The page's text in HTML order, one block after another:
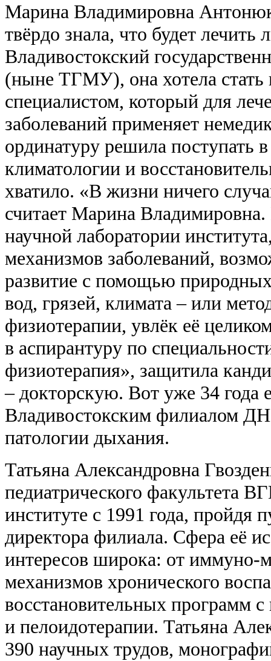
Марина Владимировна
твёрдо знала, что будет
Владивостокский
(ныне ТГМУ), она хотела стать
специалистом, который для
заболеваний применяет
ординатуру решила
климатологии и
хватило. «В жизни ничего
считает Марина
научной лаборатории
механизмов заболеваний,
развитие с помощью
вод, грязей, климата – или
физиотерапии, увлёк её
в аспирантуру по
физиотерапия», защитила
– докторскую. Вот уже 34 года
Владивостокским филиалом
патологии дыхания.
Татьяна Александровна
педиатрического факультета
институте с 1991 года, пройдя
директора филиала. Сфера её
интересов широка: от иммуно-
механизмов хронического
восстановительных программ
и пелоидотерапии. Татьяна
390 научных трудов,